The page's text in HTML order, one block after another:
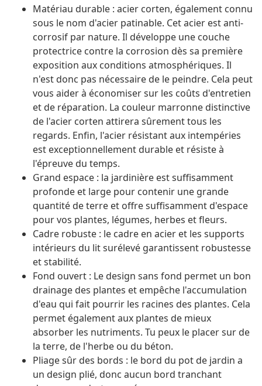
Matériau durable : acier corten, également connu
sous le nom d'acier patinable. Cet acier est anti-
corrosif par nature. Il développe une couche
protectrice contre la corrosion dès sa première
exposition aux conditions atmosphériques. Il
n'est donc pas nécessaire de le peindre. Cela peut
vous aider à économiser sur les coûts d'entretien
et de réparation. La couleur marronne distinctive
de l'acier corten attirera sûrement tous les
regards. Enfin, l'acier résistant aux intempéries
est exceptionnellement durable et résiste à
l'épreuve du temps.
Grand espace : la jardinière est suffisamment
profonde et large pour contenir une grande
quantité de terre et offre suffisamment d'espace
pour vos plantes, légumes, herbes et fleurs.
Cadre robuste : le cadre en acier et les supports
intérieurs du lit surélevé garantissent robustesse
et stabilité.
Fond ouvert : Le design sans fond permet un bon
drainage des plantes et empêche l'accumulation
d'eau qui fait pourrir les racines des plantes. Cela
permet également aux plantes de mieux
absorber les nutriments. Tu peux le placer sur de
la terre, de l'herbe ou du béton.
Pliage sûr des bords : le bord du pot de jardin a
un design plié, donc aucun bord tranchant